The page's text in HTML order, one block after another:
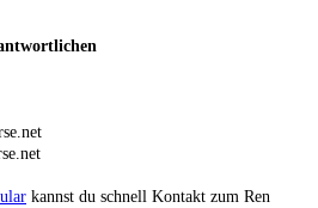
kannst du schnell Kontakt zum Ren